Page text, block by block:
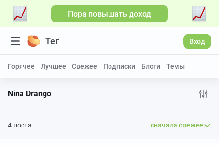
Пора повышать доход
Тег Вход
Горячее Лучшее Свежее Подписки Блоги Темы
Nina Drango
4 поста сначала свежее